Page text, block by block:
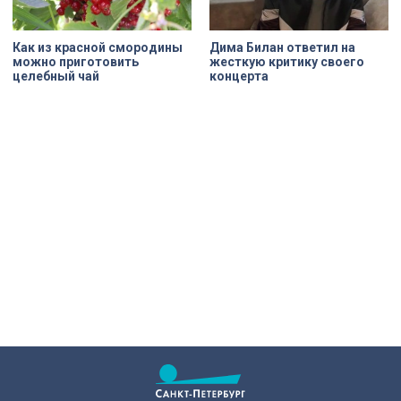
Как из красной смородины
можно приготовить
целебный чай
Дима Билан ответил на
жесткую критику своего
концерта